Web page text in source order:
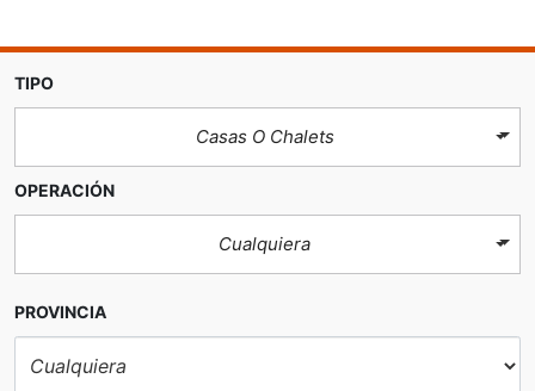
TIPO
Casas O Chalets
OPERACIÓN
Cualquiera
PROVINCIA